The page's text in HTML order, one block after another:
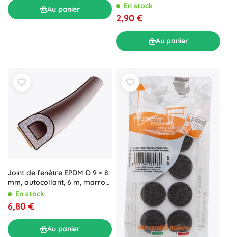
Au panier
En stock
2,90 €
Au panier
Joint de fenêtre EPDM D 9 × 8
mm, autocollant, 6 m, marron
– Trelleborg
En stock
6,80 €
Au panier